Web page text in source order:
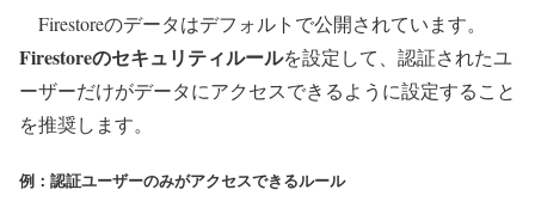
Firestoreのデータはデフォルトで公開されています。
Firestoreのセキュリティルールを設定して、認証されたユ
ーザーだけがデータにアクセスできるように設定すること
を推奨します。
例：認証ユーザーのみがアクセスできるルール